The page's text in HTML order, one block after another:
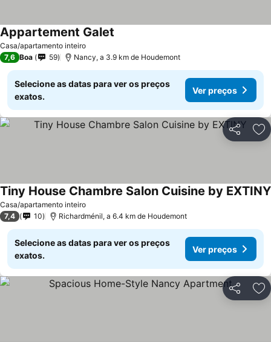
Casa/apartamento inteiro
Appartement Galet
7,6 Boa 59 Nancy, a 3.9 km de Houdemont
Selecione as datas para ver os preços
exatos.
Ver preços
Partilhar
Casa/apartamento inteiro
Tiny House Chambre Salon Cuisine by EXTINY
7,4 10 Richardménil, a 6.4 km de Houdemont
Selecione as datas para ver os preços
exatos.
Ver preços
Partilhar